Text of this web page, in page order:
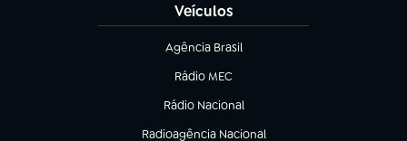
Veículos
Agência Brasil
(abre em nova aba)
Rádio MEC
Rádio Nacional
(abre em nova aba)
Radioagência Nacional